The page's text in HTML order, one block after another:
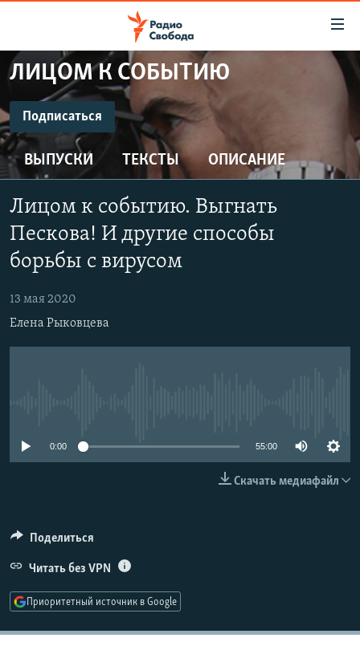
упрощенного
доступа
Вернуться
к
основному
содержанию
Вернутся
главной
навигации
поиску
ПРОГРАММЫ
ПОДКАСТЫ
АВТОРСКИЕ ПРОЕКТЫ
ЦИТАТЫ СВОБОДЫ
МНЕНИЯ
КУЛЬТУРА
IDEL.РЕАЛИИ
СЕВЕР.РЕАЛИИ
СИБИРЬ.РЕАЛИИ
СОЦИАЛЬНЫЕ СЕТИ
ЛИЦОМ К СОБЫТИЮ
Подписаться
ПОДПИСАТЬСЯ
Подписаться
ВЫПУСКИ ТЕКСТЫ ОПИСАНИЕ
Лицом к событию. Выгнать
Пескова! И другие способы
борьбы с вирусом
13 мая 2020
Елена Рыковцева
0:00 55:00
Скачать медиафайл
Поделиться
Читать без VPN
Приоритетный источник в Google